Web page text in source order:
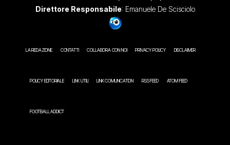
Direttore Responsabile: Emanuele De Scisciolo
LA REDAZIONE CONTATTI COLLABORA CON NOI PRIVACY POLICY DISCLAIMER
POLICY EDITORIALE LINK UTILI LINK COMUNICATION RSS FEED ATOM FEED
FOOTBALL ADDICT